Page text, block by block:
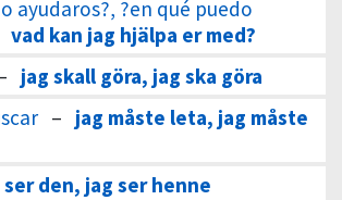
ayudaros?, ?en qué puedo
vad kan jag hjälpa er med?
jag skall göra, jag ska göra
– jag måste leta, jag måste
ser den, jag ser henne